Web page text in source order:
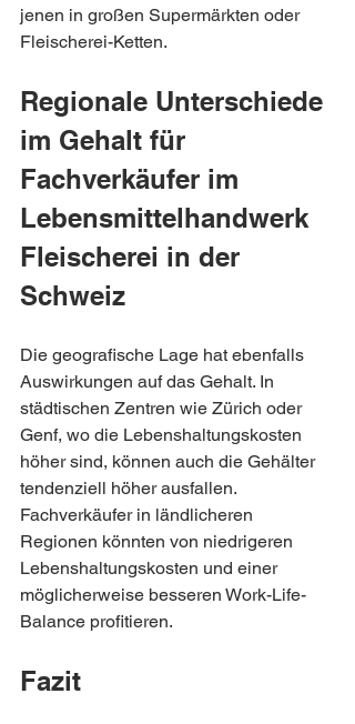
jenen in großen Supermärkten oder
Fleischerei-Ketten.
Regionale Unterschiede
im Gehalt für
Fachverkäufer im
Lebensmittelhandwerk
Fleischerei in der
Schweiz
Die geografische Lage hat ebenfalls
Auswirkungen auf das Gehalt. In
städtischen Zentren wie Zürich oder
Genf, wo die Lebenshaltungskosten
höher sind, können auch die Gehälter
tendenziell höher ausfallen.
Fachverkäufer in ländlicheren
Regionen könnten von niedrigeren
Lebenshaltungskosten und einer
möglicherweise besseren Work-Life-
Balance profitieren.
Fazit